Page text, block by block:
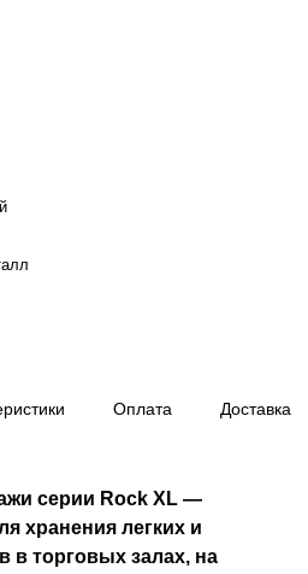
Оплата Доставка
серии Rock XL —
хранения легких и
в торговых залах, на